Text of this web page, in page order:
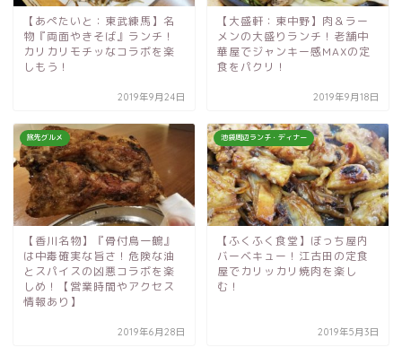
【あぺたいと：東武練馬】名
物『両面やきそば』ランチ！
カリカリモチッなコラボを楽
しもう！
2019年9月24日
【大盛軒：東中野】肉＆ラー
メンの大盛りランチ！老舗中
華屋でジャンキー感MAXの定
食をパクリ！
2019年9月18日
旅先グルメ
【香川名物】『骨付鳥一鶴』
は中毒確実な旨さ！危険な油
とスパイスの凶悪コラボを楽
しめ！【営業時間やアクセス
情報あり】
2019年6月28日
池袋周辺ランチ・ディナー
【ふくふく食堂】ぼっち屋内
バーベキュー！江古田の定食
屋でカリッカリ焼肉を楽し
む！
2019年5月3日